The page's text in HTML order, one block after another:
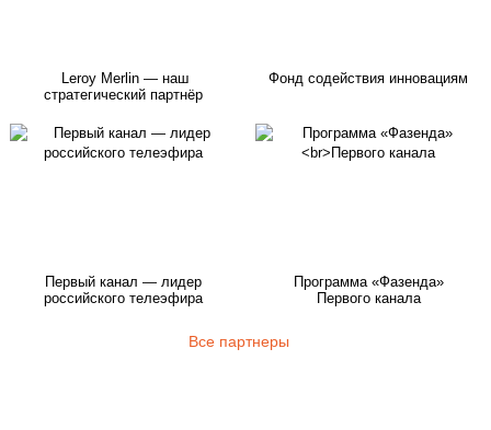
Leroy Merlin — наш
стратегический партнёр
Фонд содействия инновациям
Первый канал — лидер
российского телеэфира
Программа «Фазенда»
Первого канала
Все партнеры